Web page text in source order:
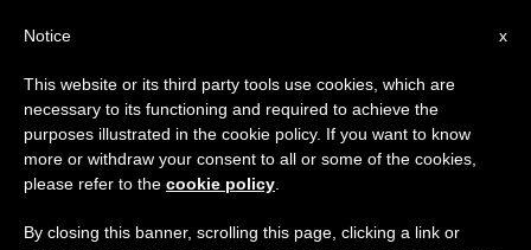
DÍA
Febrero 27th, 2009
×
Aviso importante
Del 27 de julio al 7 de agosto haremos la pausa
anual, aprovechando que en el periodo de verano
se generan menos informaciones y también el
x
Notice
This website or its third party tools use cookies, which are
necessary to its functioning and required to achieve the
purposes illustrated in the cookie policy. If you want to know
more or withdraw your consent to all or some of the cookies,
please refer to the cookie policy
By closing this banner, scrolling this page, clicking a link or